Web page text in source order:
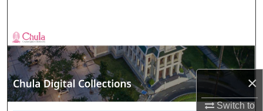
×
Switch to
Browse Collections
My Account
About